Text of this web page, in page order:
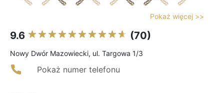
Pokaż więcej >>
9.6 (70)
Nowy Dwór Mazowiecki, ul. Targowa 1/3
Pokaż numer telefonu